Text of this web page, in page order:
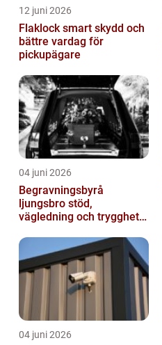
12 juni 2026
Flaklock smart skydd och
bättre vardag för
pickupägare
04 juni 2026
Begravningsbyrå
ljungsbro stöd,
vägledning och trygghet
04 juni 2026